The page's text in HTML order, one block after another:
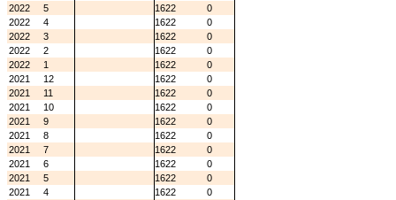
2022
5 1622
0
2022
4 1622
0
2022
3 1622
0
2022
2 1622
0
2022
1 1622
0
2021
12 1622
0
2021
11 1622
0
2021
10 1622
0
2021
9 1622
0
2021
8 1622
0
2021
7 1622
0
2021
6 1622
0
2021
5 1622
0
2021
4 1622
0